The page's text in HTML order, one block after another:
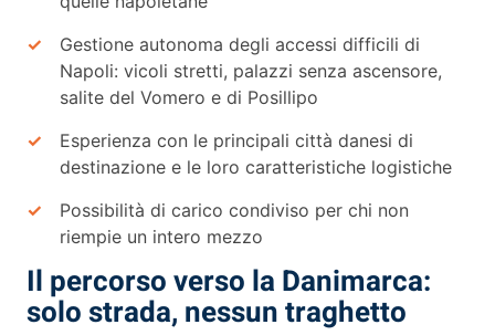
Gestione autonoma degli accessi difficili di
Napoli: vicoli stretti, palazzi senza ascensore,
salite del Vomero e di Posillipo
Esperienza con le principali città danesi di
destinazione e le loro caratteristiche logistiche
Possibilità di carico condiviso per chi non
riempie un intero mezzo
Il percorso verso la Danimarca:
solo strada, nessun traghetto